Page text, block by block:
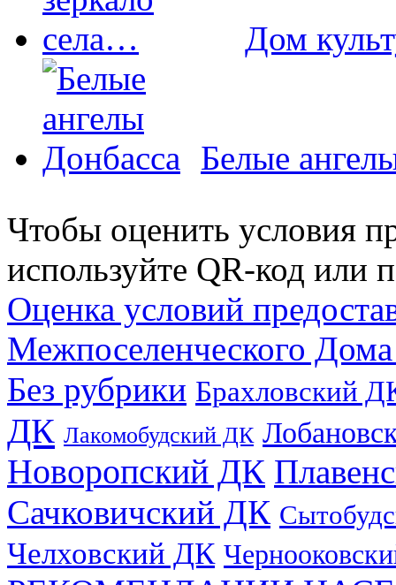
Дом
Белые
Чтобы оценить условия
используйте QR-код или
Оценка условий
Межпоселенческого
Без рубрики Брахловский
ДК Лакомобудский ДК
Новоропский ДК
Сачковичский ДК
Челховский ДК